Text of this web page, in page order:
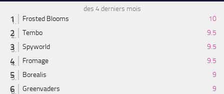
des 4 derniers mois
Frosted Blooms
10
Tembo
9.5
Spyworld
9.5
Fromage
9.5
Borealis
9
Greenvaders
9